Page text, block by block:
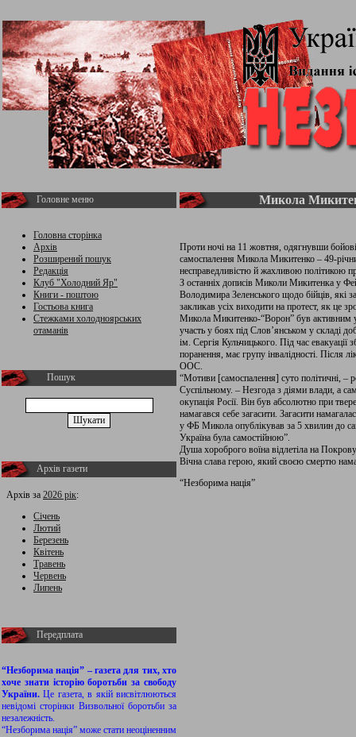
Головне меню
Головна сторінка
Архів
Розширений пошук
Редакція
Клуб "Холодний Яр"
Книги - поштою
Гостьова книга
Стежками холодноярських
отаманів
Пошук
Архів газети
Архів за 2026 рік:
Січень
Лютий
Березень
Квітень
Травень
Червень
Липень
Передплата
“Незборима нація” – газета для тих, хто
хоче знати історію боротьби за свободу
України.Це газета, в якій висвітлюються
невідомі сторінки Визвольної боротьби за
незалежність.
“Незборима нація” може стати неоціненним
Микола
Проти ночі на 11 жовтня, одягнувши
самоспалення Микола Микитенко – 49-
несправедливістю й жахливою політикою
З останніх дописів Миколи Микитенка у
Володимира Зеленського щодо бійців, які
закликав усіх виходити на протест, як це
Микола Микитенко-“Ворон” був
участь у боях під Слов’янськом у складі
ім. Сергія Кульчицького. Під час евакуації
поранення, має групу інвалідності. Після
ООС.
“Мотиви [самоспалення] суто політичні, –
Суспільному. – Незгода з діями влади, а
окупація Росії. Він був абсолютно при
намагався себе загасити. Загасити
у ФБ Микола опублікував за 5 хвилин до
Україна була самостійною”.
Душа хороброго воїна відлетіла на
Вічна слава герою, який своєю смертю
“Незборима нація”